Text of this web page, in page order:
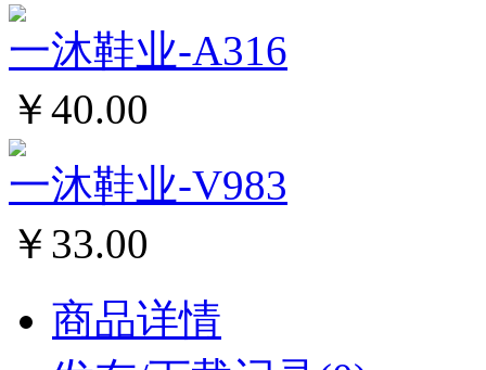
一沐鞋业-A316
￥40.00
一沐鞋业-V983
￥33.00
商品详情